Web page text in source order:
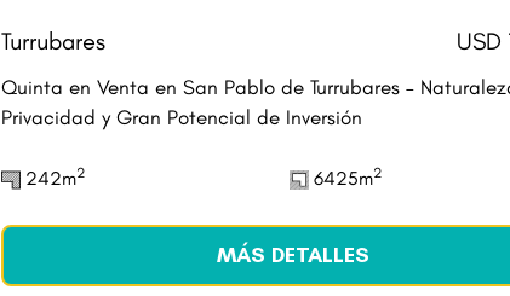
Turrubares USD
Quinta en Venta en San Pablo de Turrubares –
Privacidad y Gran Potencial de Inversión
242m2 6425m2
MÁS DETALLES